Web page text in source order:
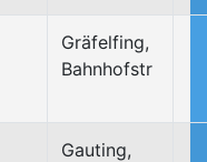
Gräfelfing,
Bahnhofstr
Gauting,